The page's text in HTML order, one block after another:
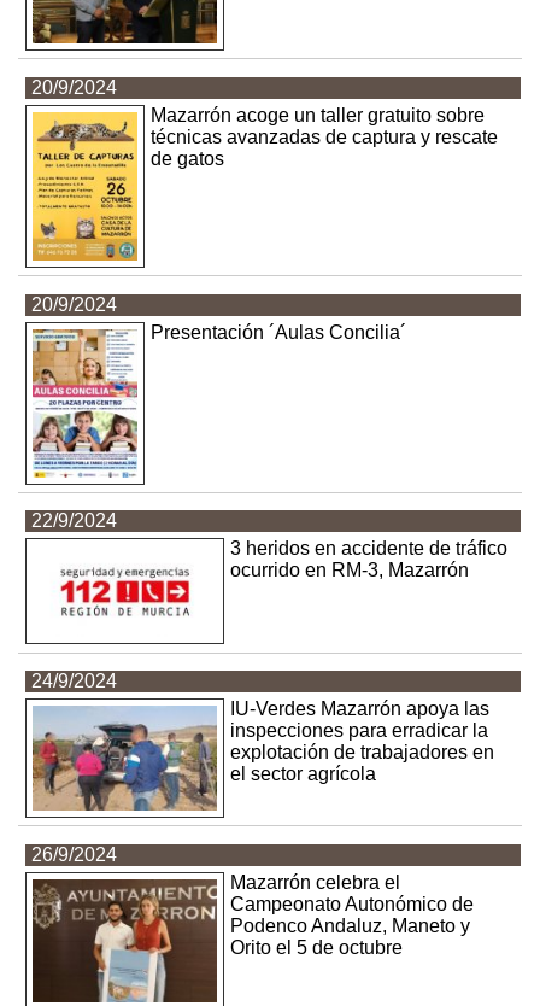
20/9/2024
Mazarrón acoge un taller gratuito sobre
técnicas avanzadas de captura y rescate
de gatos
20/9/2024
Presentación ´Aulas Concilia´
22/9/2024
3 heridos en accidente de tráfico
ocurrido en RM-3, Mazarrón
24/9/2024
IU-Verdes Mazarrón apoya las
inspecciones para erradicar la
explotación de trabajadores en
el sector agrícola
26/9/2024
Mazarrón celebra el
Campeonato Autonómico de
Podenco Andaluz, Maneto y
Orito el 5 de octubre